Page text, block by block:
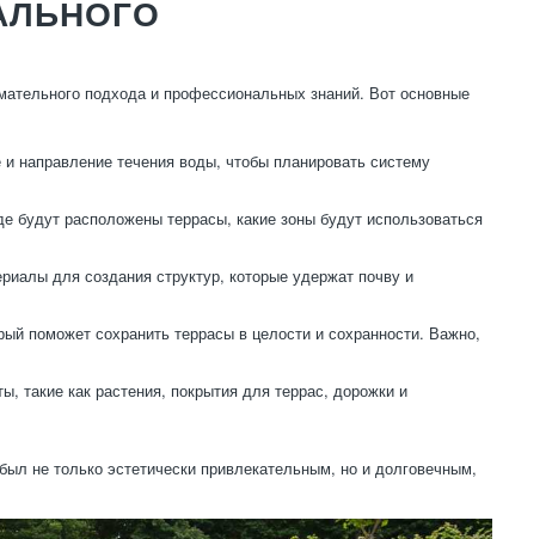
подхода и профессиональных знаний. Вот основные
направление течения воды, чтобы планировать систему
будут расположены террасы, какие зоны будут использоваться
для создания структур, которые удержат почву и
поможет сохранить террасы в целости и сохранности. Важно,
такие как растения, покрытия для террас, дорожки и
не только эстетически привлекательным, но и долговечным,